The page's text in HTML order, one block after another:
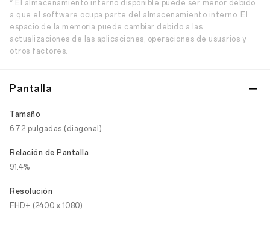
* El almacenamiento interno disponible puede ser menor debido
a que el software ocupa parte del almacenamiento interno. El
espacio de la memoria puede cambiar debido a las
actualizaciones de las aplicaciones, operaciones de usuarios y
otros factores.
Pantalla
Tamaño
6.72 pulgadas (diagonal)
Relación de Pantalla
91.4%
Resolución
FHD+ (2400 x 1080)